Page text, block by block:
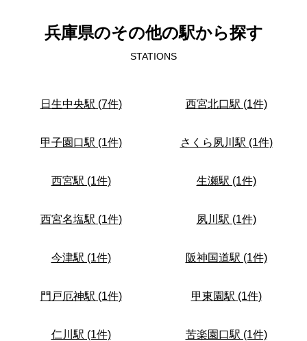
兵庫県のその他の駅から探す
STATIONS
日生中央駅 (7件) 西宮北口駅 (1件)
甲子園口駅 (1件) さくら夙川駅 (1件)
西宮駅 (1件) 生瀬駅 (1件)
西宮名塩駅 (1件) 夙川駅 (1件)
今津駅 (1件) 阪神国道駅 (1件)
門戸厄神駅 (1件) 甲東園駅 (1件)
仁川駅 (1件) 苦楽園口駅 (1件)